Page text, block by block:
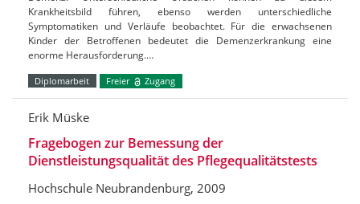
Krankheitsbild führen, ebenso werden unterschiedliche
Symptomatiken und Verläufe beobachtet. Für die erwachsenen
Kinder der Betroffenen bedeutet die Demenzerkrankung eine
enorme Herausforderung.…
Diplomarbeit Freier Zugang
Erik Müske
Fragebogen zur Bemessung der
Dienstleistungsqualität des Pflegequalitätstests
Hochschule Neubrandenburg, 2009